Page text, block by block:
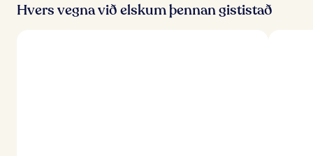
Hvers vegna við elskum þennan gististað